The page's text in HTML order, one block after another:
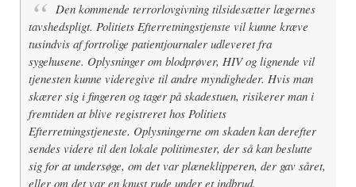
Den kommende terrorlovgivning tilsidesætter lægernes
tavshedspligt. Politiets Efterretningstjenste vil kunne kræve
tusindvis af fortrolige patientjournaler udleveret fra
sygehusene. Oplysninger om blodprøver, HIV og lignende vil
tjenesten kunne videregive til andre myndigheder. Hvis man
skærer sig i fingeren og tager på skadestuen, risikerer man i
fremtiden at blive registreret hos Politiets
Efterretningstjeneste. Oplysningerne om skaden kan derefter
sendes videre til den lokale politimester, der så kan beslutte
sig for at undersøge, om det var plæneklipperen, der gav såret,
eller om det var en knust rude under et indbrud.